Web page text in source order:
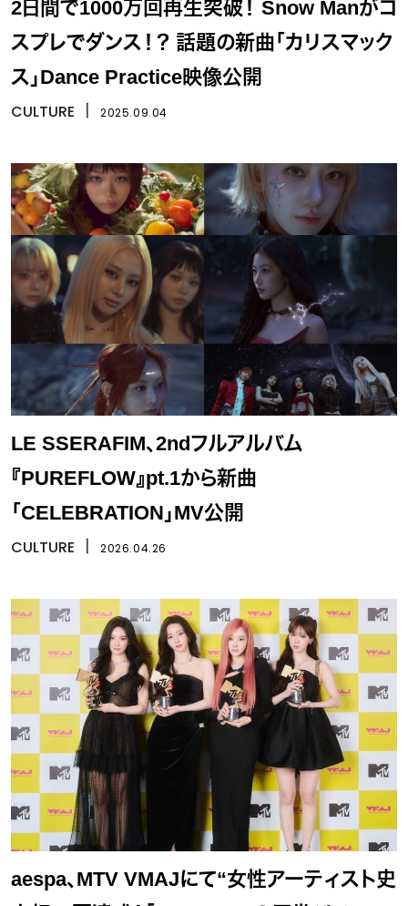
2日間で1000万回再生突破！ Snow Manがコ
スプレでダンス！？ 話題の新曲「カリスマック
ス」Dance Practice映像公開
CULTURE 2025.09.04
LE SSERAFIM、2ndフルアルバム
『PUREFLOW』pt.1から新曲
「CELEBRATION」MV公開
CULTURE 2026.04.26
aespa、MTV VMAJにて“女性アーティスト史